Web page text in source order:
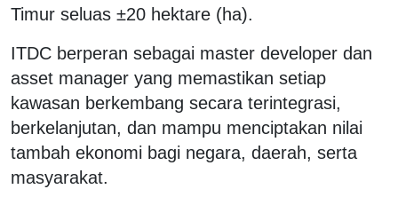
Timur seluas ±20 hektare (ha).
ITDC berperan sebagai master developer dan
asset manager yang memastikan setiap
kawasan berkembang secara terintegrasi,
berkelanjutan, dan mampu menciptakan nilai
tambah ekonomi bagi negara, daerah, serta
masyarakat.